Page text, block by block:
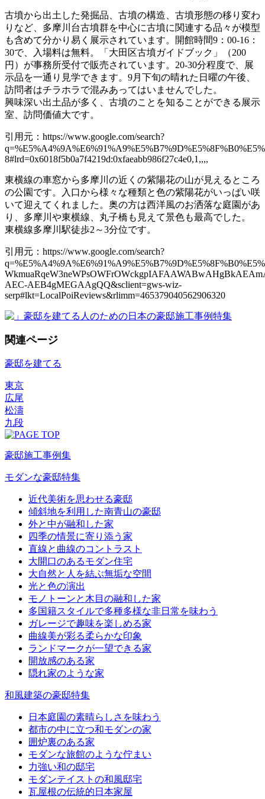
古墳から出土した発掘品、古墳の構造、古墳形態の移り変わ
りなど、多摩川台古墳群を中心に古墳に関連する品々が模型
も含めて分かり易く展示されています。開館時間9：00-16：
30で、入場料は無料。「大田区古墳ガイドブック」（200
円）が事務所受付で販売されています。20-30分程度で、展
示品を一通り見学できます。9月下旬の晴れた日曜の午後、
訪問者はチラホラで混みあってはいませんでした。
興味深い出土品が多く、古墳のことを知ることができる展示
室、訪問価値大です。
引用元：https://www.google.com/search?
8#lrd=0x6018f5b0a7f4219d:0xfaeabb986f27c4e0,1,,,,
東横線の車窓から多摩川の近くの紫陽花の山が見えるところ
の公園です。入口から様々な種類と色の紫陽花がいっぱい咲
いて迎えてくれました。奥の方は西洋風のお洒落な庭園があ
り、多摩川や東横線、丸子橋も見えて景色も最高でした。
東横線多摩川駅徒歩2～3分位です。
引用元：https://www.google.com/search?
AEC-AEB4gMEGAAgQQ&sclient=gws-wiz-
serp#lkt=LocalPoiReviews&rlimm=465379040562906320
関連ページ
豪邸を建てる
東京
広尾
松濤
九段
豪邸施工事例集
モダンな豪邸特集
近代美術を思わせる豪邸
傾斜地を利用した南青山の豪邸
外と中が融和した家
四季の情景に寄り添う家
直線と曲線のコントラスト
大開口のあるモダン住宅
大自然と人を結ぶ無垢な空間
光と色の演出
モノトーンと木目の融和した家
多国籍スタイルで多種多様な非日常を味わう
ガレージで趣味を楽しめる家
曲線美が彩る柔らかな印象
ランドマークが一望できる家
開放感のある家
隠れ家のような家
和風建築の豪邸特集
日本庭園の素晴らしさを味わう
都市の中に立つ和モダンの家
囲炉裏のある家
モダンな旅館のような佇まい
力強い和の邸宅
モダンテイストの和風邸宅
瓦屋根の伝統的日本家屋